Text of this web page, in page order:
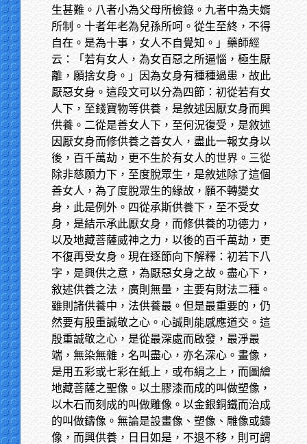
生甚難。八者小為父母所檢錄。九者中為夫婿
所制。十者年老為兒孫所呵。從生至終，不得
自在。是為十事，女人不自覺知。」藥師經
云：「若有女人，為女百惡之所逼惱，極生厭
離，願捨女身。」因為女身有種種過患，故此
厭惡女身。這段文可以分為四節：初從若有女
人下，至錢寶物等供養，是敘述因厭女身而興
供養。二從是善女人下，至何況復受，是敘述
因厭女身而修供養之善女人，盡此一報女身以
後，百千萬劫，更不生於有女人的世界。三從
除非慈願力下，至度脫眾生，是敘述除了這個
善女人，為了度脫眾生的緣故，願不轉變女
身，此是例外。四從承斯供養下，至不受女
身，是結示承此厭女身，而修供養的功德力，
以及地藏菩薩威神之力，以後的百千萬劫，更
不復再受女身。現在逐節向下解釋：初若下八
字，是興供之意，為厭惡女身之故。盡心下，
敘述供養之法，廣則無量，主要有財法二種。
雖則諸供養中，法供養最。但是最重要的，仍
然要有殷重誠敬之心。心誠則能感應道交。這
殷重誠敬之心，是從最深處而啟發，最淨最
端，無染無雜，名叫盡心，亦名深心。畫像，
是用五彩或七彩在紙上，或布絹之上，而圖繪
地藏菩薩之聖像。以土膠漆而成的叫做塑像，
以木石而刻成的叫做雕像。以金銀銅鐵而治成
的叫做鑄像。無論是設畫像、塑像、雕像或鑄
像，而興供養，日日如是，不退不移，則可謂